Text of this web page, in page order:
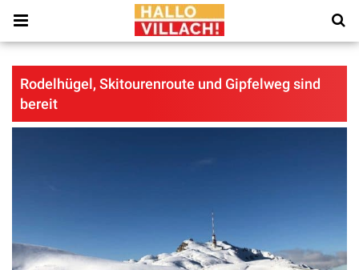
Rodelhügel, Skitourenroute und Gipfelweg sind
bereit